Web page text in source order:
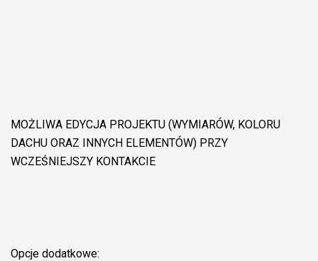
MOŻLIWA EDYCJA PROJEKTU (WYMIARÓW, KOLORU
DACHU ORAZ INNYCH ELEMENTÓW) PRZY
WCZEŚNIEJSZY KONTAKCIE
Opcje dodatkowe: